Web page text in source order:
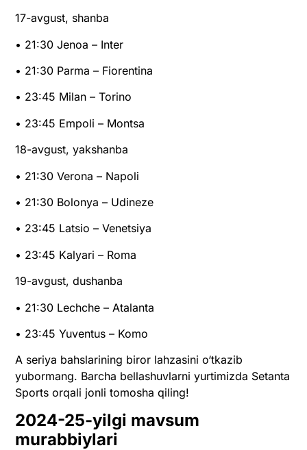
17-avgust, shanba
• 21:30 Jenoa – Inter
• 21:30 Parma – Fiorentina
• 23:45 Milan – Torino
• 23:45 Empoli – Montsa
18-avgust, yakshanba
• 21:30 Verona – Napoli
• 21:30 Bolonya – Udineze
• 23:45 Latsio – Venetsiya
• 23:45 Kalyari – Roma
19-avgust, dushanba
• 21:30 Lechche – Atalanta
• 23:45 Yuventus – Komo
A seriya bahslarining biror lahzasini o‘tkazib
yubormang. Barcha bellashuvlarni yurtimizda Setanta
Sports orqali jonli tomosha qiling!
2024-25-yilgi mavsum
murabbiylari